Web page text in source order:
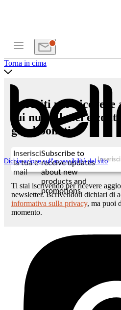
Dichiarazione sull'accessibilità del sito
Torna in cima
Iscriviti per ricevere
sui nuovi lanci e
gli abbonati.
Inserisci
la tua e-
mail
Subscribe to
receive updates
about new
products and
promotions
Ti stai iscrivendo per ricevere
newsletter. Iscrivendoti dichiari di
informativa sulla privacy, ma puoi
momento.